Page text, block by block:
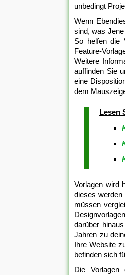
unbedingt
Wenn
sind, was
So helfen die
Feature-
Weitere
auffinden Sie
eine
dem
Lesen
Vorlagen wird
dieses werden
müssen
darüber
Jahren zu
Ihre Website
befinden sich
Die